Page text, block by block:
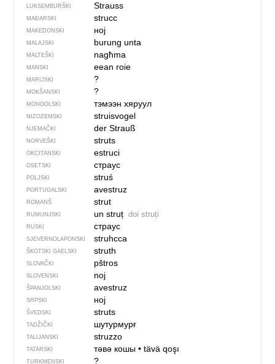
LUKSEMBURŠKI Strauss
MAĐARSKI strucc
MAKEDONSKI ној
MALAJSKI burung unta
MALTEŠKI nagħma
MANSKI eean roie
MARIJSKI ?
MOKŠANSKI ?
MONGOLSKI тэмээн хяруул
NIZOZEMSKI struisvogel
NJEMAČKI der Strauß
NORVEŠKI struts
OKCITANSKI estruci
OSETSKI страус
POLJSKI struś
PORTUGALSKI avestruz
ROMANŠ strut
RUMUNJSKI un struț doi struți
RUSKI страус
SJEVER­NO­LA­PONSKI struhcca
ŠKOTSKI GAELSKI struth
SLOVAČKI pštros
SLOVENSKI noj
ŠPANJOLSKI avestruz
SRPSKI ној
ŠVEDSKI struts
TADŽIČKI шутурмурғ
TALIJANSKI struzzo
TATARSKI тәвә кошы• tävä qoşı
TURKMENSKI ?